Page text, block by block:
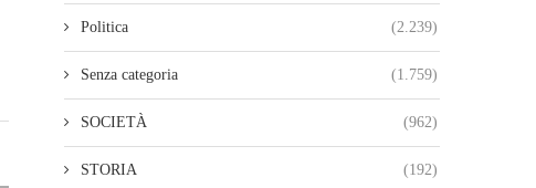
Politica (2.239)
Senza categoria (1.759)
SOCIETÀ (962)
STORIA (192)